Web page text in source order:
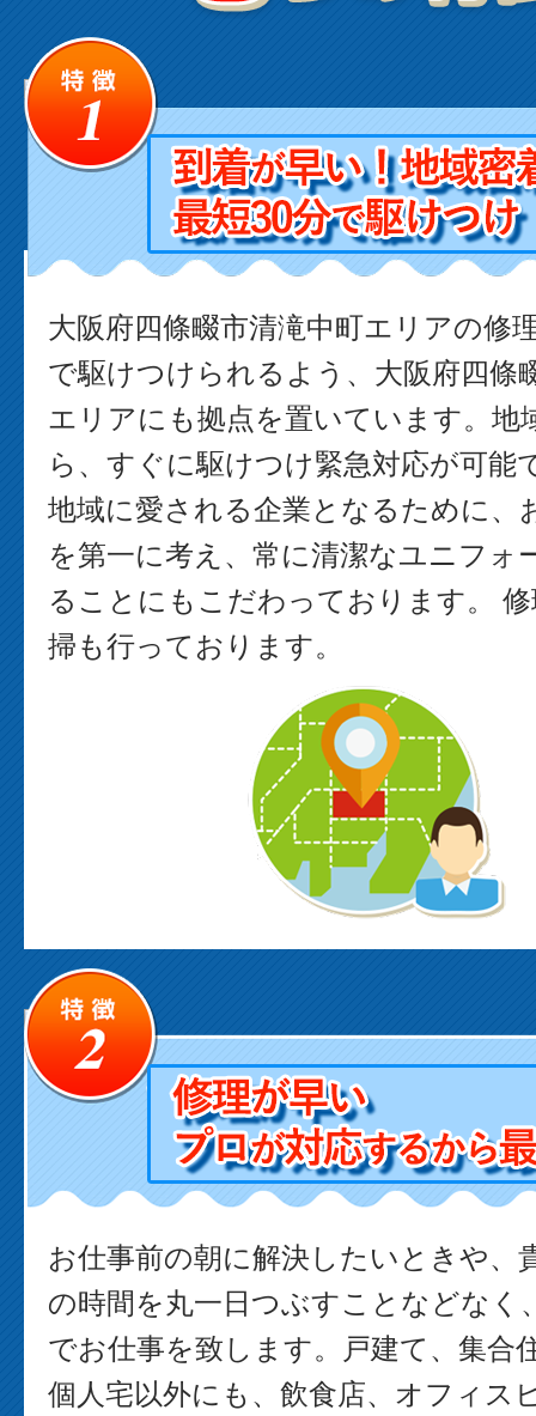
大阪府四條畷市清滝中町エリアの修
で駆けつけられるよう、大阪府四條
エリアにも拠点を置いています。地
ら、すぐに駆けつけ緊急対応が可能
地域に愛される企業となるために、
を第一に考え、常に清潔なユニフォ
ることにもこだわっております。
掃も行っております。
お仕事前の朝に解決したいときや、
の時間を丸一日つぶすことなどなく
でお仕事を致します。戸建て、集合
個人宅以外にも、飲食店、オフィス